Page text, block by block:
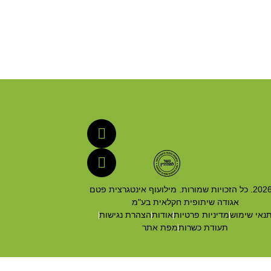
© 2026. כל הזכויות שמורות. מילועוף אינטגרצית פטם
אגודה שיתופית חקלאית בע"מ
שימושמדיניות פרטיותאודותהצהרת נגישות
תעודת כשרותמפת אתר